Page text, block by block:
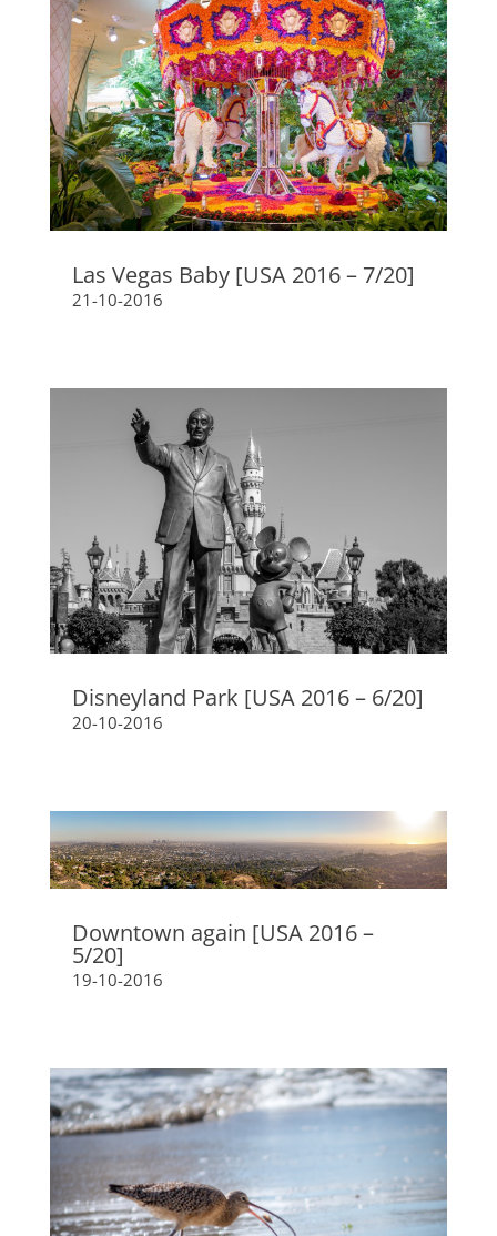
Las Vegas Baby [USA 2016 – 7/20]
21-10-2016
Disneyland Park [USA 2016 – 6/20]
20-10-2016
Downtown again [USA 2016 –
5/20]
19-10-2016